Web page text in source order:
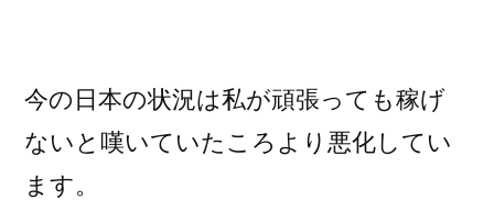
今の日本の状況は私が頑張っても稼げ
ないと嘆いていたころより悪化してい
ます。